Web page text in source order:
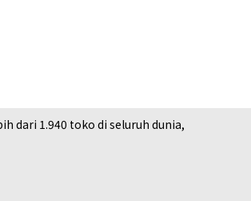
dari 1.940 toko di seluruh dunia,